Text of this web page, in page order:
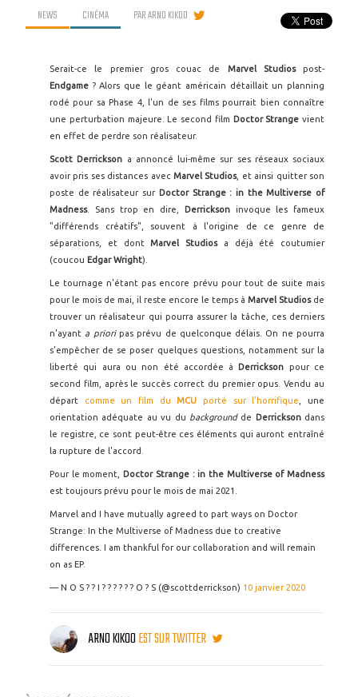
NEWS CINÉMA PARARNO KIKOO
Serait-ce le premier gros couac de Marvel Studios post-
Endgame ? Alors que le géant américain détaillait un planning
rodé pour sa Phase 4, l'un de ses films pourrait bien connaître
une perturbation majeure. Le second film Doctor Strange vient
en effet de perdre son réalisateur.
Scott Derrickson a annoncé lui-même sur ses réseaux sociaux
avoir pris ses distances avec Marvel Studios, et ainsi quitter son
poste de réalisateur sur Doctor Strange : in the Multiverse of
Madness. Sans trop en dire, Derricksoninvoque les fameux
"différends créatifs", souvent à l'origine de ce genre de
séparations, et dontMarvel Studios
a déjà été coutumier
(coucou Edgar Wright).
Le tournage n'étant pas encore prévu pour tout de suite mais
pour le mois de mai, il reste encore le temps à Marvel Studios de
trouver un réalisateur qui pourra assurer la tâche, ces derniers
n'ayant a priori pas prévu de quelconque délais. On ne pourra
s'empêcher de se poser quelques questions, notamment sur la
liberté qui aura ou non été accordée à Derrickson pour ce
second film, après le succès correct du premier opus. Vendu au
départ
comme un film duMCU porté sur l'horrifique
, une
orientation adéquate au vu du backgroundde Derricksondans
le registre, ce sont peut-être ces éléments qui auront entraîné
la rupture de l'accord.
Pour le moment, Doctor Strange : in the Multiverse of Madness
est toujours prévu pour le mois de mai 2021.
Marvel and I have mutually agreed to part ways on Doctor
Strange: In the Multiverse of Madness due to creative
differences. I am thankful for our collaboration and will remain
on as EP.
— N O S ? ? I ? ? ? ? ? ? O ? S (@scottderrickson) 10 janvier 2020
ARNO KIKOOEST SUR TWITTER